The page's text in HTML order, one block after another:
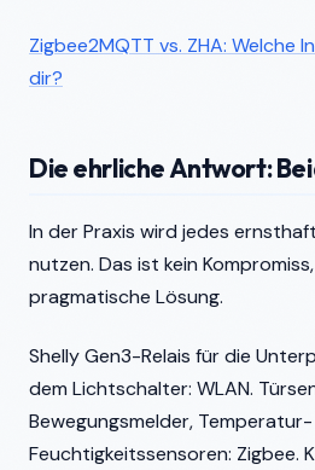
Zigbee2MQTT vs. ZHA: Welche
dir?
Die ehrliche Antwort:
In der Praxis wird jedes
nutzen. Das ist kein
pragmatische Lösung.
Shelly Gen3-Relais für die
dem Lichtschalter: WLAN.
Bewegungsmelder,
Feuchtigkeitssensoren: Zigbee.